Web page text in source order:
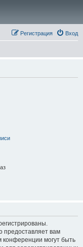
Вход
Регистрация
предоставляет вам
могут быть